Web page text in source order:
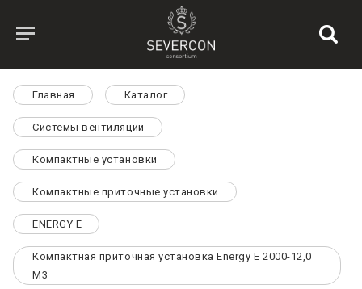
Главная Каталог
Системы вентиляции
Компактные установки
Компактные приточные установки
ENERGY E
Компактная приточная установка Energy E 2000-12,0
M3